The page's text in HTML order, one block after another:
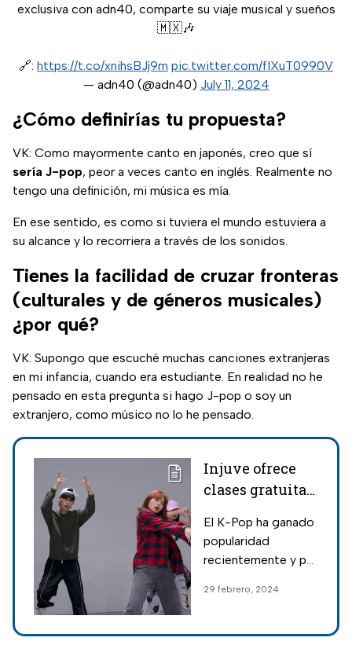
exclusiva con adn40, comparte su viaje musical y sueños
🇲🇽🎶
🔗: https://t.co/xnihsBJj9m pic.twitter.com/fIXuT0990V
— adn40 (@adn40) July 11, 2024
¿Cómo definirías tu propuesta?
VK: Como mayormente canto en japonés, creo que sí
sería J-pop, peor a veces canto en inglés. Realmente no
tengo una definición, mi música es mía.
En ese sentido, es como si tuviera el mundo estuviera a
su alcance y lo recorriera a través de los sonidos.
Tienes la facilidad de cruzar fronteras
(culturales y de géneros musicales)
¿por qué?
VK: Supongo que escuché muchas canciones extranjeras
en mi infancia, cuando era estudiante. En realidad no he
pensado en esta pregunta si hago J-pop o soy un
extranjero, como músico no lo he pensado.
Injuve ofrece
clases gratuitas
El K-Pop ha ganado
popularidad
recientemente y por
ofrecerán clases
aprender a bailar
29 febrero, 2024